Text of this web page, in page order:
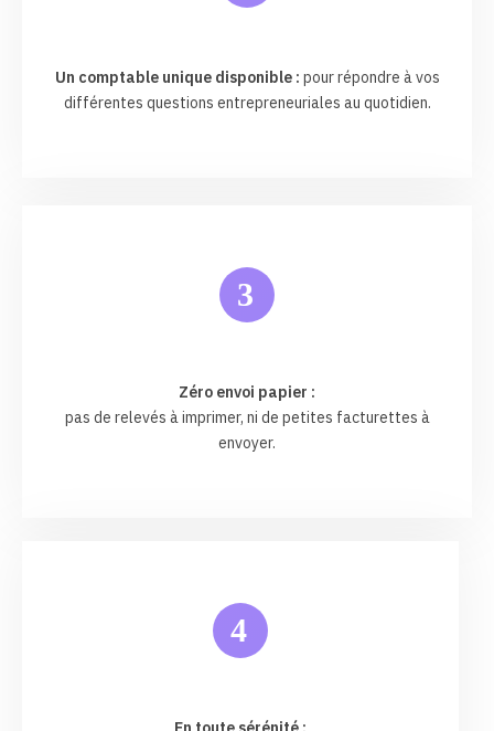
Un comptable unique disponible : pour répondre à vos
différentes questions entrepreneuriales au quotidien.
3
Zéro envoi papier :
pas de relevés à imprimer, ni de petites facturettes à
envoyer.
4